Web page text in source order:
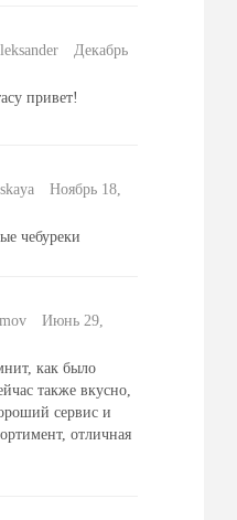
Декабрь
привет!
Ноябрь 18,
чебуреки
Июнь 29,
как было
также вкусно,
сервис и
отличная